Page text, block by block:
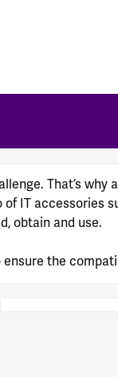
That’s why
IT accessories
obtain and use.
the